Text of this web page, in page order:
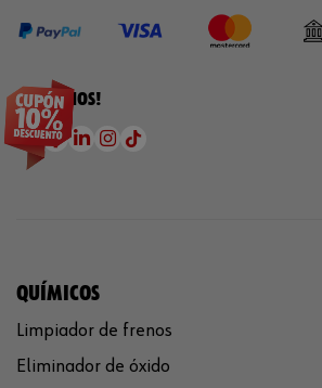
¡SÍGUENOS!
QUÍMICOS
Limpiador de frenos
Eliminador de óxido